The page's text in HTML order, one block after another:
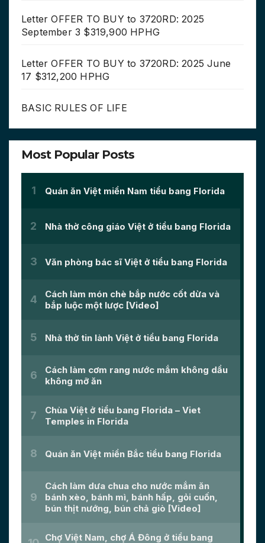
Letter OFFER TO BUY to 3720RD: 2025
September 3 $319,900 HPHG
Letter OFFER TO BUY to 3720RD: 2025 June
17 $312,200 HPHG
BASIC RULES OF LIFE
Most Popular Posts